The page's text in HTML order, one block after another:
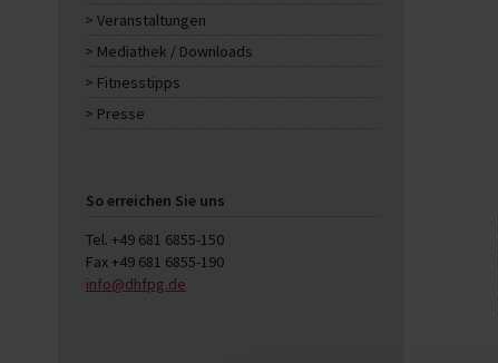
Veranstaltungen
Mediathek / Downloads
Fitnesstipps
Presse
So erreichen Sie uns
Tel. +49 681 6855-150
Fax +49 681 6855-190
info@dhfpg.de